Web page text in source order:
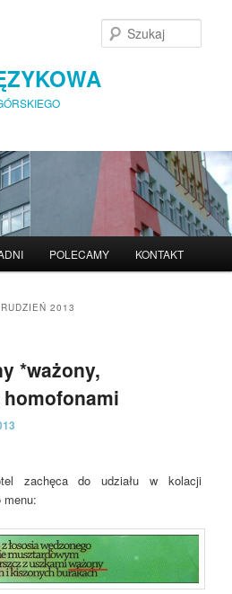
POLECAMY KONTAKT
2013
*ważony,
zachęca do udziału w kolacji